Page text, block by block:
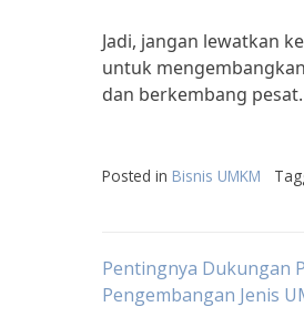
Jadi, jangan lewatkan
untuk
dan berkembang pesat.
Posted in Bisnis UMKM
Post
Pentingnya Dukungan
Pengembangan Jenis